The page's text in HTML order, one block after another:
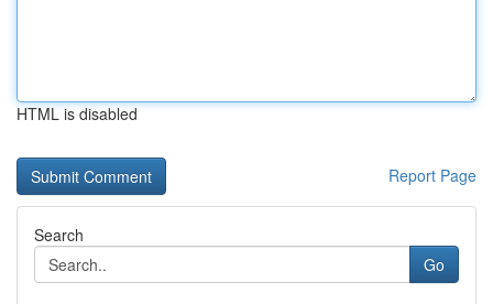
HTML is disabled
Report Page
Search
Go